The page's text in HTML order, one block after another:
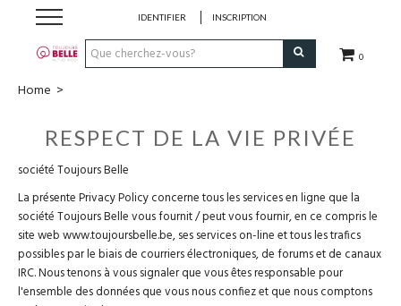
0
IDENTIFIER INSCRIPTION
Lingerie
Turbans et Foulards
Maillots
Produits de soin
Cheque-cadeau
Home >
RESPECT DE LA VIE PRIVÉE
société Toujours Belle
La présente Privacy Policy concerne tous les services en ligne que la
société Toujours Belle vous fournit / peut vous fournir, en ce compris le
site web www.toujoursbelle.be, ses services on-line et tous les trafics
possibles par le biais de courriers électroniques, de forums et de canaux
IRC. Nous tenons à vous signaler que vous êtes responsable pour
l'ensemble des données que vous nous confiez et que nous comptons